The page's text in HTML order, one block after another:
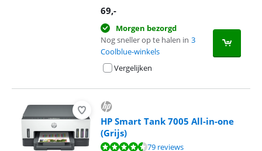
69,-
Morgen bezorgd
Nog sneller op te halen in 3
Coolblue-winkels
Vergelijken
HP Smart Tank 7005 All-in-one
(Grijs)
Beoordeling is 8,7 van de 10, gebaseerd op 79 reviews.
79 reviews